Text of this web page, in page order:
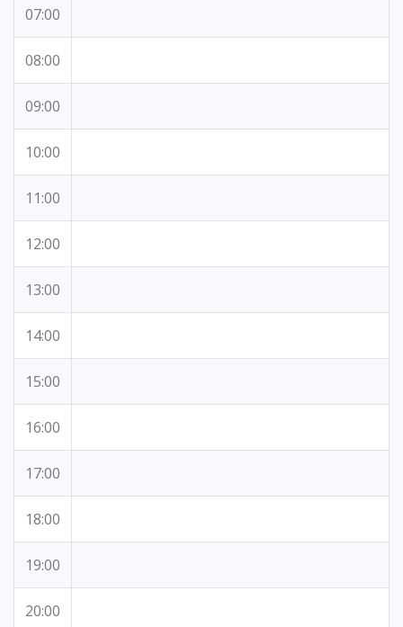
07:00
08:00
09:00
10:00
11:00
12:00
13:00
14:00
15:00
16:00
17:00
18:00
19:00
20:00